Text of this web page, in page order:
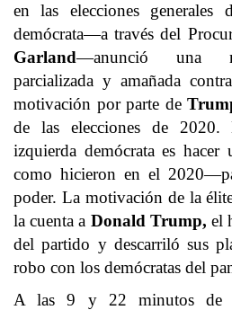
en las elecciones
demócrata—a través del
Garland—anunció una
parcializada y amañada
motivación por parte de
de las elecciones de
izquierda demócrata es
como hicieron en el
poder. La motivación de la
la cuenta a Donald Trump,el
del partido y descarriló sus
robo con los demócratas del
A las 9 y 22 minutos de